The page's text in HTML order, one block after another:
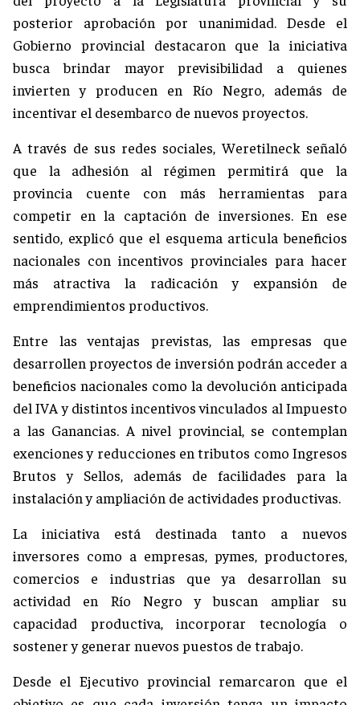
posterior aprobación por unanimidad. Desde el
Gobierno provincial destacaron que la iniciativa
busca brindar mayor previsibilidad a quienes
invierten y producen en Río Negro, además de
incentivar el desembarco de nuevos proyectos.
A través de sus redes sociales, Weretilneck señaló
que la adhesión al régimen permitirá que la
provincia cuente con más herramientas para
competir en la captación de inversiones. En ese
sentido, explicó que el esquema articula beneficios
nacionales con incentivos provinciales para hacer
más atractiva la radicación y expansión de
emprendimientos productivos.
Entre las ventajas previstas, las empresas que
desarrollen proyectos de inversión podrán acceder a
beneficios nacionales como la devolución anticipada
del IVA y distintos incentivos vinculados al Impuesto
a las Ganancias. A nivel provincial, se contemplan
exenciones y reducciones en tributos como Ingresos
Brutos y Sellos, además de facilidades para la
instalación y ampliación de actividades productivas.
La iniciativa está destinada tanto a nuevos
inversores como a empresas, pymes, productores,
comercios e industrias que ya desarrollan su
actividad en Río Negro y buscan ampliar su
capacidad productiva, incorporar tecnología o
sostener y generar nuevos puestos de trabajo.
Desde el Ejecutivo provincial remarcaron que el